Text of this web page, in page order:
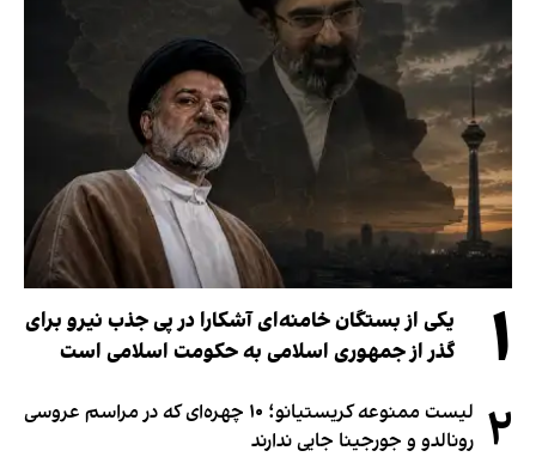
۱
یکی از بستگان خامنه‌ای آشکارا در پی جذب نیرو برای
گذر از جمهوری اسلامی به حکومت اسلامی است
۲
لیست ممنوعه کریستیانو؛ ۱۰ چهره‌ای که در مراسم عروسی
رونالدو و جورجینا جایی ندارند